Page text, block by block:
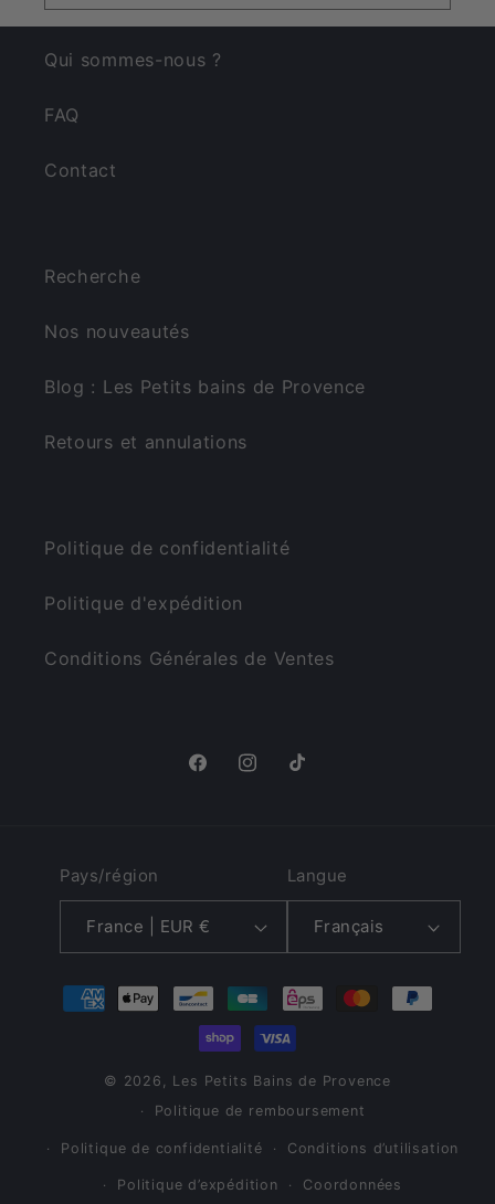
Qui sommes-nous ?
FAQ
Contact
Recherche
Nos nouveautés
Blog : Les Petits bains de Provence
Retours et annulations
Politique de confidentialité
Politique d'expédition
Conditions Générales de Ventes
FacebookInstagram
TikTok
Pays/région
France | EUR €
Langue
Français
Moyens
de
© 2026, Les Petits Bains de Provence
Politique de remboursement
Politique de confidentialité Conditions d’utilisation
Politique d’expédition Coordonnées